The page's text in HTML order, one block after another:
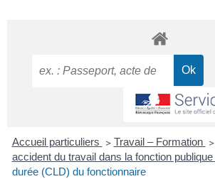
Accueil particuliers > Travail – Formation >
accident du travail dans la fonction publique
durée (CLD) du fonctionnaire